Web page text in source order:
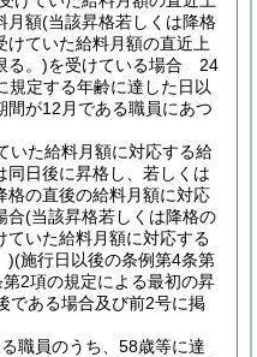
月額(当該昇格若しくは降格
けていた給料月額の直近上
る。)を受けている場合 24
規定する年齢に達した日以
間が12月である職員にあつ
いた給料月額に対応する給
同日後に昇格し、若しくは
格の直後の給料月額に対応
合(当該昇格若しくは降格の
ていた給料月額に対応する
)(施行日以後の条例第4条第
2項の規定による最初の昇
である場合及び前2号に掲
職員のうち、58歳等に達